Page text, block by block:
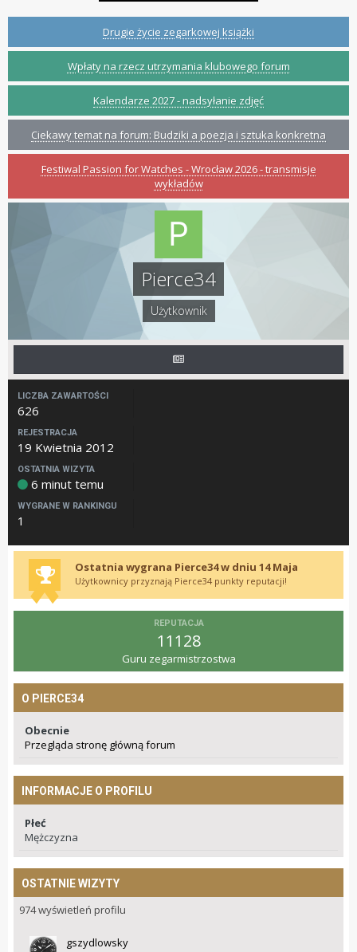
Drugie życie zegarkowej książki
Wpłaty na rzecz utrzymania klubowego forum
Kalendarze 2027 - nadsyłanie zdjęć
Ciekawy temat na forum: Budziki a poezja i sztuka konkretna
Festiwal Passion for Watches - Wrocław 2026 - transmisje
wykładów
Pierce34
Użytkownik
LICZBA ZAWARTOŚCI
626
REJESTRACJA
19 Kwietnia 2012
OSTATNIA WIZYTA
6 minut temu
WYGRANE W RANKINGU
1
Ostatnia wygrana Pierce34 w dniu 14 Maja
Użytkownicy przyznają Pierce34 punkty reputacji!
REPUTACJA
11128
Guru zegarmistrzostwa
O PIERCE34
Obecnie
Przegląda stronę główną forum
INFORMACJE O PROFILU
Płeć
Mężczyzna
OSTATNIE WIZYTY
974 wyświetleń profilu
gszydlowsky